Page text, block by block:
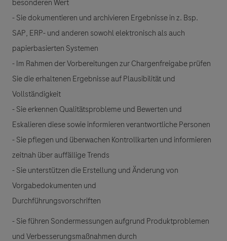
besonderen Wert
- Sie dokumentieren und archivieren Ergebnisse in z. Bsp.
SAP, ERP- und anderen sowohl elektronisch als auch
papierbasierten Systemen
- Im Rahmen der Vorbereitungen zur Chargenfreigabe prüfen
Sie die erhaltenen Ergebnisse auf Plausibilität und
Vollständigkeit
- Sie erkennen Qualitätsprobleme und Bewerten und
Eskalieren diese sowie informieren verantwortliche Personen
- Sie pflegen und überwachen Kontrollkarten und informieren
zeitnah über auffällige Trends
- Sie unterstützen die Erstellung und Änderung von
Vorgabedokumenten und
Durchführungsvorschriften
- Sie führen Sondermessungen aufgrund Produktproblemen
und Verbesserungsmaßnahmen durch